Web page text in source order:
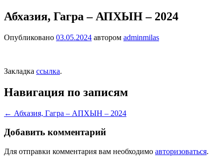
Абхазия, Гагра – АПХЫН – 2024
Опубликовано 03.05.2024 автором adminmilas
Закладка ссылка.
Навигация по записям
← Абхазия, Гагра – АПХЫН – 2024
Добавить комментарий
Для отправки комментария вам необходимо авторизоваться.